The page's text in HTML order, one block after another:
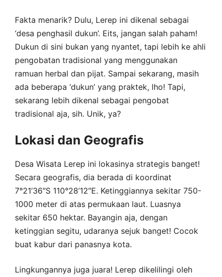
Fakta menarik? Dulu, Lerep ini dikenal sebagai
‘desa penghasil dukun’. Eits, jangan salah paham!
Dukun di sini bukan yang nyantet, tapi lebih ke ahli
pengobatan tradisional yang menggunakan
ramuan herbal dan pijat. Sampai sekarang, masih
ada beberapa ‘dukun’ yang praktek, lho! Tapi,
sekarang lebih dikenal sebagai pengobat
tradisional aja, sih. Unik, ya?
Lokasi dan Geografis
Desa Wisata Lerep ini lokasinya strategis banget!
Secara geografis, dia berada di koordinat
7°21’36″S 110°28’12″E. Ketinggiannya sekitar 750-
1000 meter di atas permukaan laut. Luasnya
sekitar 650 hektar. Bayangin aja, dengan
ketinggian segitu, udaranya sejuk banget! Cocok
buat kabur dari panasnya kota.
Lingkungannya juga juara! Lerep dikelilingi oleh